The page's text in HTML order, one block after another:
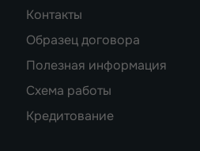
Контакты
Образец договора
Полезная информация
Схема работы
Кредитование